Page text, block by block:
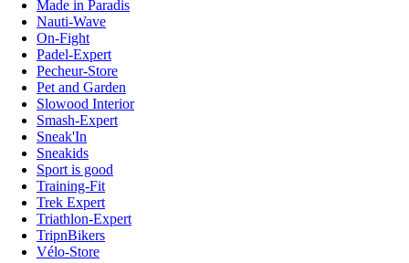
Made in Paradis
Nauti-Wave
On-Fight
Padel-Expert
Pecheur-Store
Pet and Garden
Slowood Interior
Smash-Expert
Sneak'In
Sneakids
Sport is good
Training-Fit
Trek Expert
Triathlon-Expert
TripnBikers
Vélo-Store